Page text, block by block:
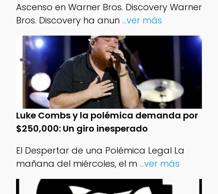
Ascenso en Warner Bros. Discovery Warner
Bros. Discovery ha anun ...ver más
Luke Combs y la polémica demanda por
$250,000: Un giro inesperado
El Despertar de una Polémica Legal La
mañana del miércoles, el m ...ver más